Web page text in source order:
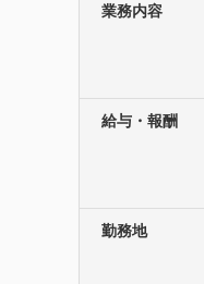
業務内容
給与・報酬
勤務地